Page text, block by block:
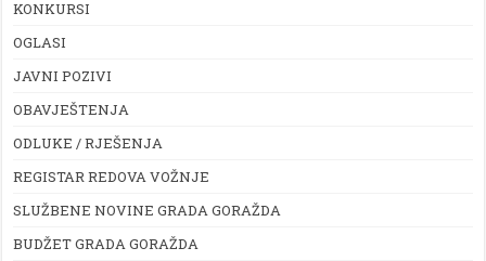
KONKURSI
OGLASI
JAVNI POZIVI
OBAVJEŠTENJA
ODLUKE / RJEŠENJA
REGISTAR REDOVA VOŽNJE
SLUŽBENE NOVINE GRADA GORAŽDA
BUDŽET GRADA GORAŽDA